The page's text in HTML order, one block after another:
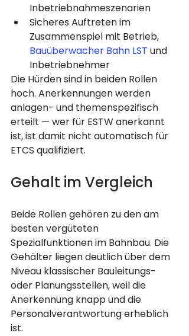
Inbetriebnahmeszenarien
Sicheres Auftreten im
Zusammenspiel mit Betrieb,
Bauüberwacher Bahn LST und
Inbetriebnehmer
Die Hürden sind in beiden Rollen
hoch. Anerkennungen werden
anlagen- und themenspezifisch
erteilt — wer für ESTW anerkannt
ist, ist damit nicht automatisch für
ETCS qualifiziert.
Gehalt im Vergleich
Beide Rollen gehören zu den am
besten vergüteten
Spezialfunktionen im Bahnbau. Die
Gehälter liegen deutlich über dem
Niveau klassischer Bauleitungs-
oder Planungsstellen, weil die
Anerkennung knapp und die
Personalverantwortung erheblich
ist.